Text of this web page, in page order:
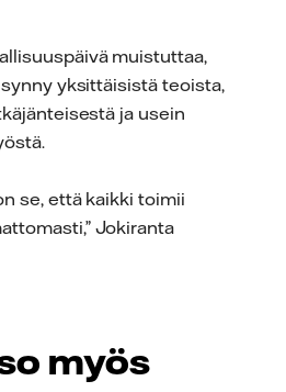
muistuttaa,
yksittäisistä teoista,
ja usein
se, että kaikki toimii
Jokiranta
myös